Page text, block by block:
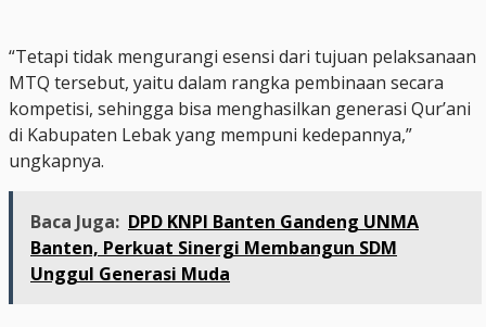
“Tetapi tidak mengurangi esensi dari tujuan pelaksanaan
MTQ tersebut, yaitu dalam rangka pembinaan secara
kompetisi, sehingga bisa menghasilkan generasi Qur’ani
di Kabupaten Lebak yang mempuni kedepannya,”
ungkapnya.
Baca Juga: DPD KNPI Banten Gandeng UNMA
Banten, Perkuat Sinergi Membangun SDM
Unggul Generasi Muda